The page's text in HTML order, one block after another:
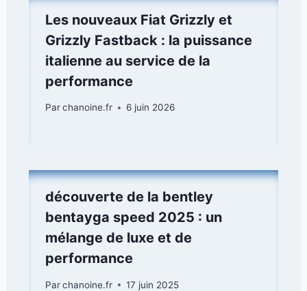
Les nouveaux Fiat Grizzly et
Grizzly Fastback : la puissance
italienne au service de la
performance
Parchanoine.fr 6 juin 2026
découverte de la bentley
bentayga speed 2025 : un
mélange de luxe et de
performance
Parchanoine.fr 17 juin 2025